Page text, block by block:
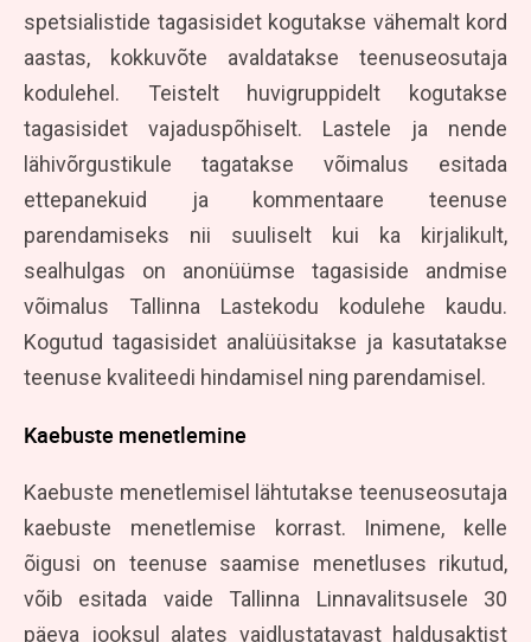
spetsialistide tagasisidet kogutakse vähemalt kord
aastas, kokkuvõte avaldatakse teenuseosutaja
kodulehel. Teistelt huvigruppidelt kogutakse
tagasisidet vajaduspõhiselt. Lastele ja nende
lähivõrgustikule tagatakse võimalus esitada
ettepanekuid ja kommentaare teenuse
parendamiseks nii suuliselt kui ka kirjalikult,
sealhulgas on anonüümse tagasiside andmise
võimalus Tallinna Lastekodu kodulehe kaudu.
Kogutud tagasisidet analüüsitakse ja kasutatakse
teenuse kvaliteedi hindamisel ning parendamisel.
Kaebuste menetlemine
Kaebuste menetlemisel lähtutakse teenuseosutaja
kaebuste menetlemise korrast. Inimene, kelle
õigusi on teenuse saamise menetluses rikutud,
võib esitada vaide Tallinna Linnavalitsusele 30
päeva jooksul alates vaidlustatavast haldusaktist